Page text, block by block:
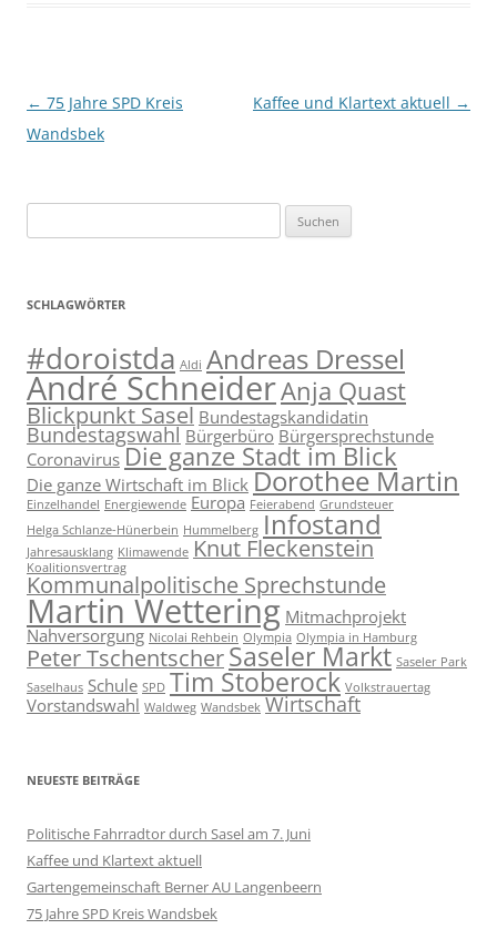
Beitragsnavigation
← 75 Jahre SPD Kreis
Wandsbek
Kaffee und Klartext aktuell →
nach:
SCHLAGWÖRTER
#doroistda Aldi Andreas Dressel
André SchneiderAnja Quast
Blickpunkt Sasel Bundestagskandidatin
Bundestagswahl Bürgerbüro Bürgersprechstunde
Coronavirus Die ganze Stadt im Blick
Die ganze Wirtschaft im Blick Dorothee Martin
Einzelhandel Energiewende Europa Feierabend Grundsteuer
Helga Schlanze-Hünerbein Hummelberg Infostand
Jahresausklang Klimawende Knut Fleckenstein
Koalitionsvertrag
Kommunalpolitische Sprechstunde
Martin Wettering Mitmachprojekt
Nahversorgung Nicolai Rehbein Olympia Olympia in Hamburg
Peter TschentscherSaseler Markt Saseler Park
Saselhaus Schule SPD Tim Stoberock Volkstrauertag
Vorstandswahl Waldweg Wandsbek Wirtschaft
NEUESTE BEITRÄGE
Politische Fahrradtor durch Sasel am 7. Juni
Kaffee und Klartext aktuell
Gartengemeinschaft Berner AU Langenbeern
75 Jahre SPD Kreis Wandsbek